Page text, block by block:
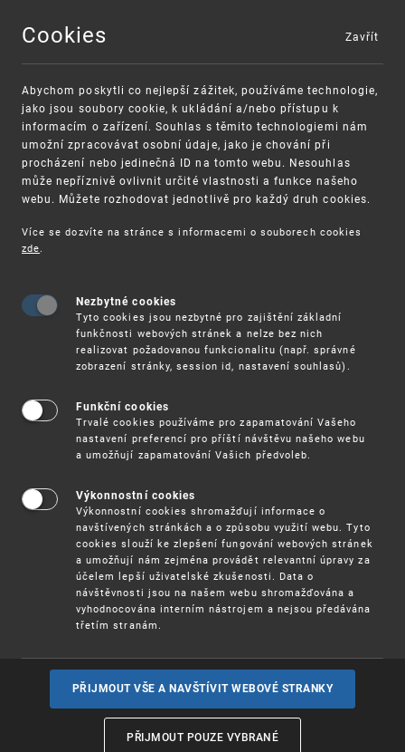
MENU
UPV
14. 11. – Online seminář: Evropský
patentový rejstřík
Úřad průmyslového vlastnictví pořádá pro
Evropského patentového rejstříku
semináře se účastníci seznámí s obsahem a
základními funkcionalitami databáze.
Účast na semináři jezdarma .
Více informací(pdf, 113 kB)
REGISTRUJTE SE , prosím, prostřednictvím
systému „Semináře
Cookies
Abychom poskytli co nejlepší zážitek, používáme technologie,
jako jsou soubory cookie, k ukládání a/nebo přístupu k
informacím o zařízení. Souhlas s těmito technologiemi nám
umožní zpracovávat osobní údaje, jako je chování při
procházení nebo jedinečná ID na tomto webu. Nesouhlas
může nepříznivě ovlivnit určité vlastnosti a funkce našeho
webu. Můžete rozhodovat jednotlivě pro každý druh cookies.
Více se dozvíte na stránce s informacemi o souborech cookies
zde.
Nezbytné cookies
Tyto cookies jsou nezbytné pro zajištění základní
funkčnosti webových stránek a nelze bez nich
realizovat požadovanou funkcionalitu (např. správné
zobrazení stránky, session id, nastavení souhlasů).
Funkční cookies
Trvalé cookies používáme pro zapamatování Vašeho
nastavení preferencí pro příští návštěvu našeho webu
a umožňují zapamatování Vašich předvoleb.
Výkonnostní cookies
Výkonnostní cookies shromažďují informace o
navštívených stránkách a o způsobu využití webu. Tyto
cookies slouží ke zlepšení fungování webových stránek
a umožňují nám zejména provádět relevantní úpravy za
účelem lepší uživatelské zkušenosti. Data o
návštěvnosti jsou na našem webu shromažďována a
vyhodnocována interním nástrojem a nejsou předávána
třetím stranám.
PŘIJMOUT VŠE A NAVŠTÍVIT WEBOVÉ STRANKY
PŘIJMOUT POUZE VYBRANÉ
Zavřít